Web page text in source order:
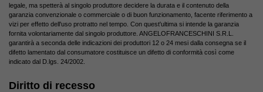
legale, ma spetterà al singolo produttore decidere la durata e il contenuto della
garanzia convenzionale o commerciale o di buon funzionamento, facente riferimento a
vizi per effetto dell'uso protratto nel tempo. Con quest'ultima si intende la garanzia
fornita volontariamente dal singolo produttore. ANGELOFRANCESCHINI S.R.L.
garantirà a seconda delle indicazioni dei produttori 12 o 24 mesi dalla consegna se il
difetto lamentato dal consumatore costituisce un difetto di conformità così come
indicato dal D.lgs. 24/2002.
Diritto di recesso